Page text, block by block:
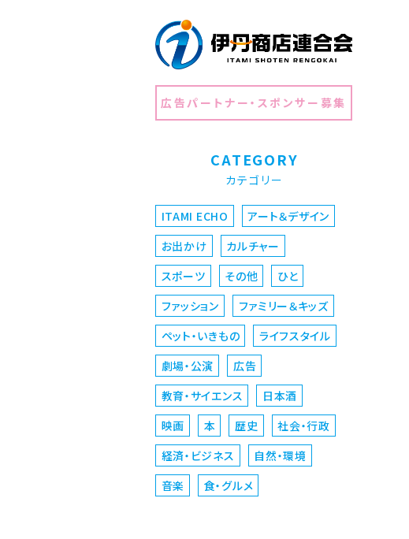
広告パートナー・スポンサー募集
CATEGORY
カテゴリー
ITAMI ECHO
アート＆デザイン
お出かけ
カルチャー
スポーツ
その他
ひと
ファッション
ファミリー＆キッズ
ペット・いきもの
ライフスタイル
劇場・公演
広告
教育・サイエンス
日本酒
映画
本 歴史
社会・行政
経済・ビジネス
自然・環境
音楽
食・グルメ